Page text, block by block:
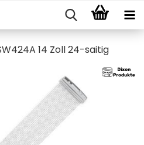
14 Zoll 24-saitig